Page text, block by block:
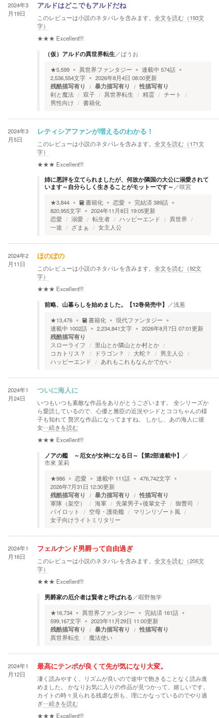
2024年3
月19日
アルドはどこでもアルドだね
このレビューは小説のネタバレを含みます。 全文を読む（193文
字）
★★★ Excellent!!!
（仮）アルドの異世界転生／ばうお
★5,599 異世界ファンタジー 連載中 574話
2,536,554文字 2026年8月4日 08:00更新
残酷描写有り 暴力描写有り 性描写有り
剣と魔法 双子 異世界転生 精霊
チート
男性向け
書籍化
2024年3
月5日
レティシアファンが増えるのわかる！
このレビューは小説のネタバレを含みます。 全文を読む（171文
字）
★★★ Excellent!!!
姉に悪評を立てられましたが、何故か隣国の大公に溺愛されて
います～自分らしく生きることがモットーです～ ／咲宮
★3,844 書籍化 恋愛 完結済 389話
820,955文字 2024年11月8日 19:05更新
恋愛
溺愛 転生者 ハッピーエンド
異世界
一途
ざまぁ 女主人公
2024年2
月11日
ほのぼの
このレビューは小説のネタバレを含みます。 全文を読む（92文
字）
★★★ Excellent!!!
前略、山暮らしを始めました。【12巻発売中】 ／浅葱
★13,476 書籍化
現代ファンタジー
連載中 1002話 2,234,841文字 2026年8月7日 07:01更新
残酷描写有り
スローライフ
里山とか隣山とか村とか
コカトリス？
ドラゴン？ 大蛇？
男主人公
ハッピーエンド
あれもこれもなんかでかい
2024年1
月24日
ついに海人に
いつもいつも素敵な作品をありがとうございます。 全シリーズか
ら愛読しているので、心優と雅臣の近況やシドとココちゃんの様
子も知れて 贅沢な作品になってますね。 しかし、あの海人に彼
女…続きを読む
★★★ Excellent!!!
ノアの艦 ～厄女が女神になる日～【第2部連載中】
／
市來 茉莉
★986 恋愛 連載中 111話 476,742文字
2026年7月31日 12:30更新
残酷描写有り 暴力描写有り 性描写有り
軍隊（架空） 海軍 先輩男子×後輩女子
御曹司
パイロット
空母・護衛艦
マリンリゾート風
女子向けライトミリタリー
2024年1
月16日
フェルナンド男爵って自由過ぎ
このレビューは小説のネタバレを含みます。 全文を読む（205文
字）
★★★ Excellent!!!
男爵家の厄介者は賢者と呼ばれる ／暇野無学
★16,734 異世界ファンタジー 完結済 161話
599,167文字 2023年11月29日 11:00更新
残酷描写有り 暴力描写有り 性描写有り
異世界転生 魔法使い
2024年1
月12日
最高にテンポが良くて先が気になり大変。
凄く読みやすく、リズムが良いので途中で飽きることなく読み進
めました。 かなりお気に入りの作品が見つかって、嬉しいです。
カイトの時々見られる残虐な所も、理にかなっているのでやり過
ぎ…続きを読む
★★★ Excellent!!!